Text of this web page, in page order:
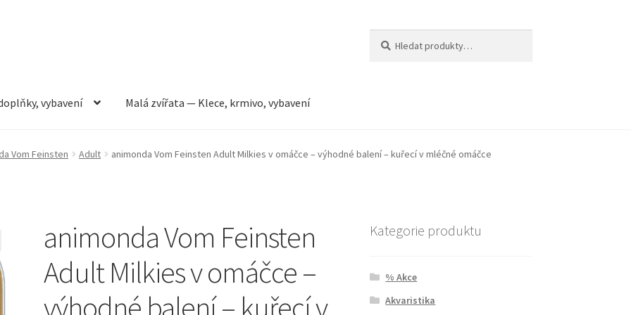
vybavení Malá zvířata — Klece, krmivo, vybavení
vybavení Můj účet Obchod Pokladna Vše pro kočky
Vom Feinsten Adult animonda Vom Feinsten Adult Milkies v omáčce – výhodné balení – kuřecí v mléčné omáčce
animonda Vom Feinsten
Adult Milkies v omáčce –
výhodné balení – kuřecí v
Kategorie produktu
% Akce
Akvaristika